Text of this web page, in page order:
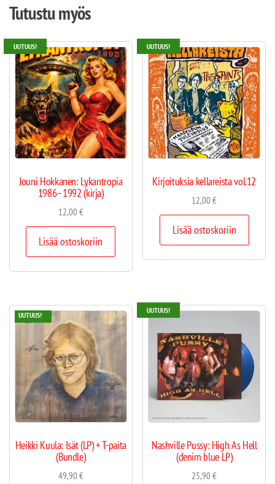
Tutustu myös
UUTUUS!
Jouni Hokkanen: Lykantropia
1986–1992 (kirja)
12,00€
Lisää ostoskoriin
UUTUUS!
Kirjoituksia kellareista vol.12
12,00€
Lisää ostoskoriin
UUTUUS!
Heikki Kuula: Isät (LP) + T-paita
(Bundle)
49,90€
UUTUUS!
Nashville Pussy: High As Hell
(denim blue LP)
25,90€